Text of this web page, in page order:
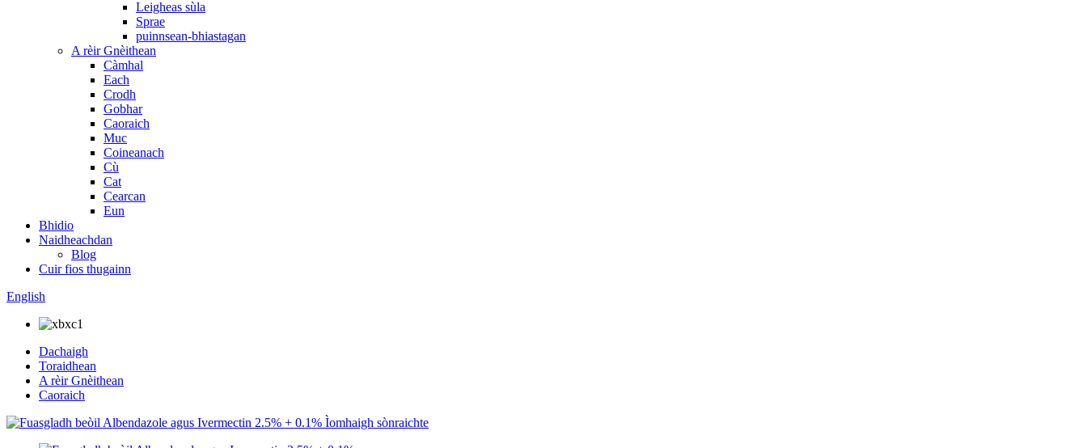
Leigheas sùla
Sprae
puinnsean-bhiastagan
A rèir Gnèithean
Càmhal
Each
Crodh
Gobhar
Caoraich
Muc
Coineanach
Cù
Cat
Cearcan
Eun
Bhidio
Naidheachdan
Blog
Cuir fios thugainn
English
Dachaigh
Toraidhean
A rèir Gnèithean
Caoraich